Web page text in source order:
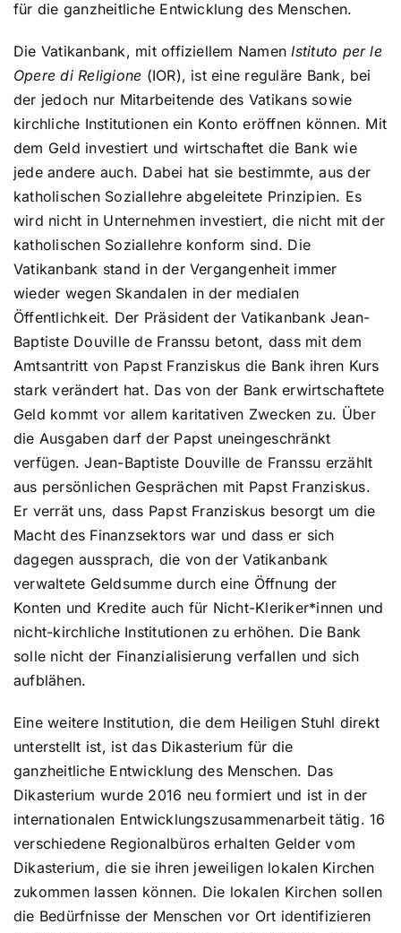
für die ganzheitliche Entwicklung des Menschen.
Die Vatikanbank, mit offiziellem Namen Istituto per le
Opere di Religione (IOR), ist eine reguläre Bank, bei
der jedoch nur Mitarbeitende des Vatikans sowie
kirchliche Institutionen ein Konto eröffnen können. Mit
dem Geld investiert und wirtschaftet die Bank wie
jede andere auch. Dabei hat sie bestimmte, aus der
katholischen Soziallehre abgeleitete Prinzipien. Es
wird nicht in Unternehmen investiert, die nicht mit der
katholischen Soziallehre konform sind. Die
Vatikanbank stand in der Vergangenheit immer
wieder wegen Skandalen in der medialen
Öffentlichkeit. Der Präsident der Vatikanbank Jean-
Baptiste Douville de Franssu betont, dass mit dem
Amtsantritt von Papst Franziskus die Bank ihren Kurs
stark verändert hat. Das von der Bank erwirtschaftete
Geld kommt vor allem karitativen Zwecken zu. Über
die Ausgaben darf der Papst uneingeschränkt
verfügen. Jean-Baptiste Douville de Franssu erzählt
aus persönlichen Gesprächen mit Papst Franziskus.
Er verrät uns, dass Papst Franziskus besorgt um die
Macht des Finanzsektors war und dass er sich
dagegen aussprach, die von der Vatikanbank
verwaltete Geldsumme durch eine Öffnung der
Konten und Kredite auch für Nicht-Kleriker*innen und
nicht-kirchliche Institutionen zu erhöhen. Die Bank
solle nicht der Finanzialisierung verfallen und sich
aufblähen.
Eine weitere Institution, die dem Heiligen Stuhl direkt
unterstellt ist, ist das Dikasterium für die
ganzheitliche Entwicklung des Menschen. Das
Dikasterium wurde 2016 neu formiert und ist in der
internationalen Entwicklungszusammenarbeit tätig. 16
verschiedene Regionalbüros erhalten Gelder vom
Dikasterium, die sie ihren jeweiligen lokalen Kirchen
zukommen lassen können. Die lokalen Kirchen sollen
die Bedürfnisse der Menschen vor Ort identifizieren